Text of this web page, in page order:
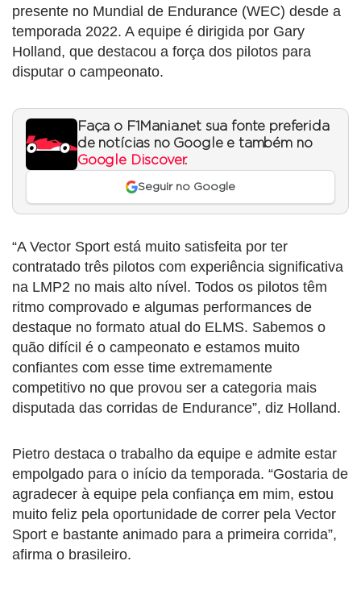
presente no Mundial de Endurance (WEC) desde a
temporada 2022. A equipe é dirigida por Gary
Holland, que destacou a força dos pilotos para
disputar o campeonato.
Faça o F1Mania.net sua fonte preferida
de notícias no Google e também no
Google Discover.
Seguir no Google
“A Vector Sport está muito satisfeita por ter
contratado três pilotos com experiência significativa
na LMP2 no mais alto nível. Todos os pilotos têm
ritmo comprovado e algumas performances de
destaque no formato atual do ELMS. Sabemos o
quão difícil é o campeonato e estamos muito
confiantes com esse time extremamente
competitivo no que provou ser a categoria mais
disputada das corridas de Endurance”, diz Holland.
Pietro destaca o trabalho da equipe e admite estar
empolgado para o início da temporada. “Gostaria de
agradecer à equipe pela confiança em mim, estou
muito feliz pela oportunidade de correr pela Vector
Sport e bastante animado para a primeira corrida”,
afirma o brasileiro.